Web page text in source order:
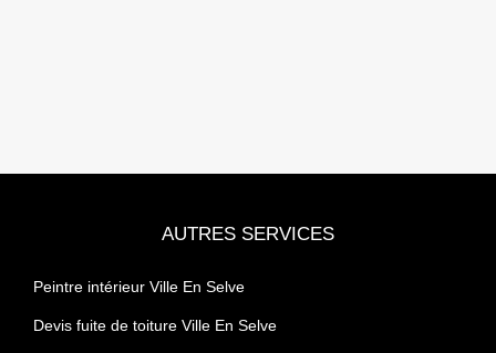
AUTRES SERVICES
Peintre intérieur Ville En Selve
Devis fuite de toiture Ville En Selve